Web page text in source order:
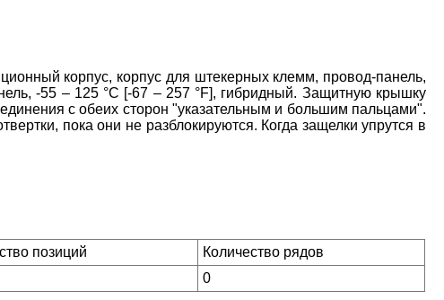
корпус, корпус для штекерных клемм, провод-панель,
-55 – 125 °C [-67 – 257 °F], гибридный. Защитную крышку
с обеих сторон "указательным и большим пальцами".
пока они не разблокируются. Когда защелки упрутся в
позиций
Количество рядов
0